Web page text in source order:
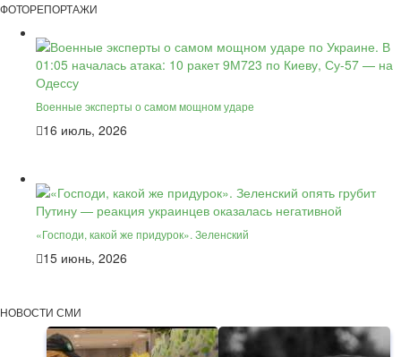
ФОТОРЕПОРТАЖИ
Военные эксперты о самом мощном ударе
16 июль, 2026
«Господи, какой же придурок». Зеленский
15 июнь, 2026
НОВОСТИ СМИ